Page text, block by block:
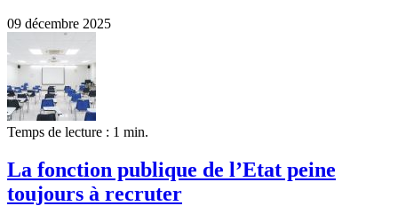
09 décembre 2025
Temps de lecture : 1 min.
La fonction publique de l’Etat peine
toujours à recruter